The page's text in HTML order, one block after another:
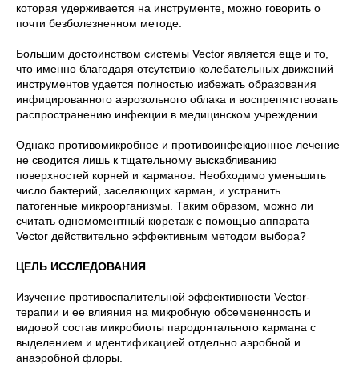
которая удерживается на инструменте, можно говорить о
почти безболезненном методе.
Большим достоинством системы Vector является еще и то,
что именно благодаря отсутствию колебательных движений
инструментов удается полностью избежать образования
инфицированного аэрозольного облака и воспрепятствовать
распространению инфекции в медицинском учреждении.
Однако противомикробное и противоинфекционное лечение
не сводится лишь к тщательному выскабливанию
поверхностей корней и карманов. Необходимо уменьшить
число бактерий, заселяющих карман, и устранить
патогенные микроорганизмы. Таким образом, можно ли
считать одномоментный кюретаж с помощью аппарата
Vector действительно эффективным методом выбора?
ЦЕЛЬ ИССЛЕДОВАНИЯ
Изучение противоспалительной эффективности Vector-
терапии и ее влияния на микробную обсемененность и
видовой состав микробиоты пародонтального кармана с
выделением и идентификацией отдельно аэробной и
анаэробной флоры.